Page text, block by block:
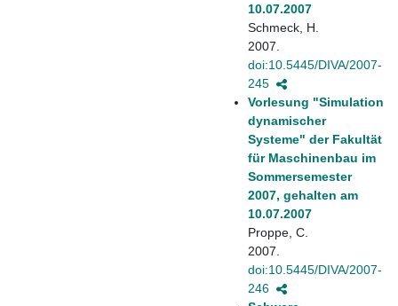
10.07.2007
Schmeck, H.
2007.
doi:10.5445/DIVA/2007-
245
Vorlesung "Simulation
dynamischer
Systeme" der Fakultät
für Maschinenbau im
Sommersemester
2007, gehalten am
10.07.2007
Proppe, C.
2007.
doi:10.5445/DIVA/2007-
246